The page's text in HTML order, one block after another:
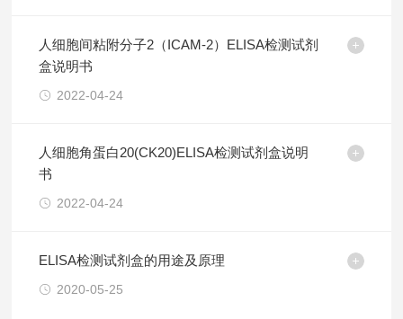
人细胞间粘附分子2（ICAM-2）ELISA检测试剂
盒说明书
2022-04-24
人细胞角蛋白20(CK20)ELISA检测试剂盒说明
书
2022-04-24
ELISA检测试剂盒的用途及原理
2020-05-25